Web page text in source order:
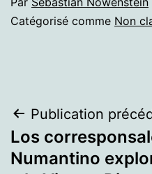
Catégorisé comme Non
Navigation
de
Publication
Los
Numantino